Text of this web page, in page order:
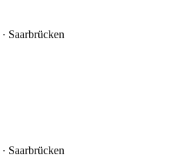
· Saarbrücken
· Saarbrücken